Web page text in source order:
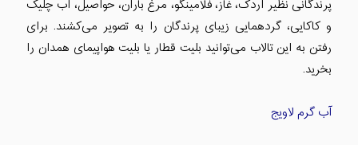
پرندگانی نظیر اردک، غاز، فلامینگو، مرغ باران، حواصیل، آب چلیک
و کاکایی، گردهمایی زیبای پرندگان را به تصویر می‌کشند. برای
رفتن به این تالاب می‌توانید بلیت قطار یا بلیت هواپیمای همدان را
بخرید.
آب گرم لاویج